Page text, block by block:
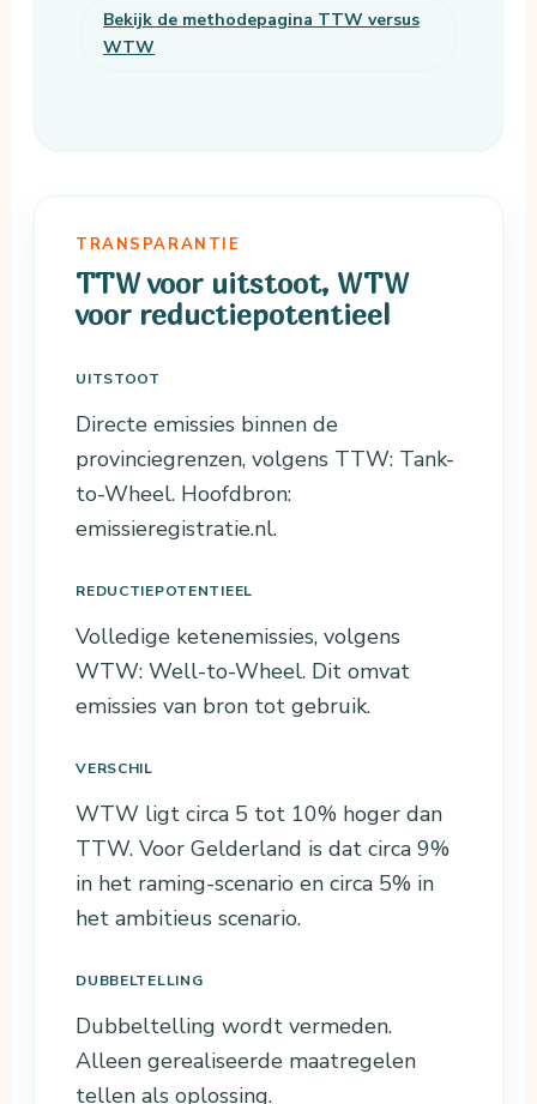
Bekijk de methodepagina TTW versus
WTW
TRANSPARANTIE
TTW voor uitstoot, WTW
voor reductiepotentieel
UITSTOOT
Directe emissies binnen de
provinciegrenzen, volgens TTW: Tank-
to-Wheel. Hoofdbron:
emissieregistratie.nl.
REDUCTIEPOTENTIEEL
Volledige ketenemissies, volgens
WTW: Well-to-Wheel. Dit omvat
emissies van bron tot gebruik.
VERSCHIL
WTW ligt circa 5 tot 10% hoger dan
TTW. Voor Gelderland is dat circa 9%
in het raming-scenario en circa 5% in
het ambitieus scenario.
DUBBELTELLING
Dubbeltelling wordt vermeden.
Alleen gerealiseerde maatregelen
tellen als oplossing.